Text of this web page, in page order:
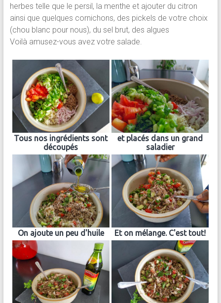
herbes telle que le persil, la menthe et ajouter du citron
ainsi que quelques cornichons, des pickels de votre choix
(chou blanc pour nous), du sel brut, des algues
Voilà amusez-vous avez votre salade.
Tous nos ingrédients sont
découpés
et placés dans un grand
saladier
On ajoute un peu d'huile Et on mélange. C'est tout!